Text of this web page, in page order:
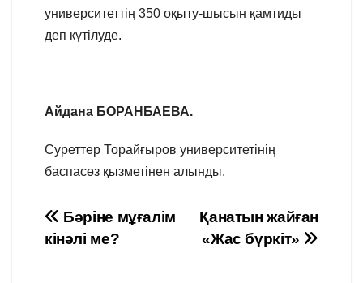
университеттің 350 оқыту-шысын қамтиды
деп күтілуде.
Айдана БОРАНБАЕВА.
Суреттер Торайғыров университетінің
баспасөз қызметінен алынды.
Навигация
Қанатын жайған
«Жас бүркіт»
Бәріне мұғалім
кінәлі ме?